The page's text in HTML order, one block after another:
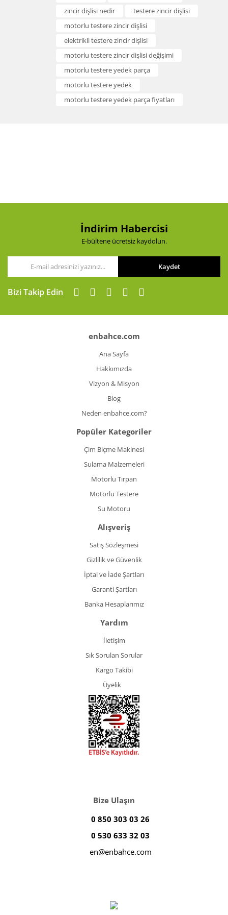
formunu kullanarak tarafımıza iletebilirsiniz.
Görüş ve önerileriniz için teşekkür ederiz.
Ürün resmi kalitesiz, bozuk veya görüntülenemiyor.
Ürün açıklamasında eksik bilgiler bulunuyor.
Ürün bilgilerinde hatalar bulunuyor.
Ürün fiyatı diğer sitelerden daha pahalı.
Bu ürüne benzer farklı alternatifler olmalı.
zincir dişlisi nedir
testere zincir dişlisi
motorlu testere zincir dişlisi
elektrikli testere zincir dişlisi
motorlu testere zincir dişlisi değişimi
motorlu testere yedek parça
motorlu testere yedek
motorlu testere yedek parça fiyatları
İndirim Habercisi
E-bültene ücretsiz kaydolun.
Kaydet
Bizi Takip Edin
enbahce.com
Ana Sayfa
Hakkımızda
Vizyon & Misyon
Blog
Neden enbahce.com?
Popüler Kategoriler
Çim Biçme Makinesi
Sulama Malzemeleri
Motorlu Tırpan
Motorlu Testere
Su Motoru
Alışveriş
Satış Sözleşmesi
Gizlilik ve Güvenlik
İptal ve İade Şartları
Garanti Şartları
Banka Hesaplarımız
Yardım
İletişim
Sık Sorulan Sorular
Kargo Takibi
Üyelik
Bize Ulaşın
0 850 303 03 26
0 530 633 32 03
en@enbahce.com